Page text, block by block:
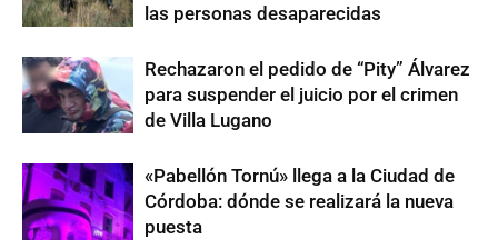
las personas desaparecidas
Rechazaron el pedido de “Pity” Álvarez
para suspender el juicio por el crimen
de Villa Lugano
«Pabellón Tornú» llega a la Ciudad de
Córdoba: dónde se realizará la nueva
puesta